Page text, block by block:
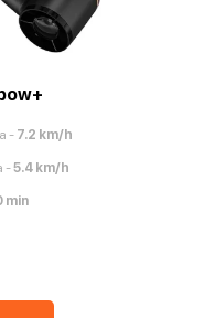
- 7.2 km/h
-5.4 km/h
min